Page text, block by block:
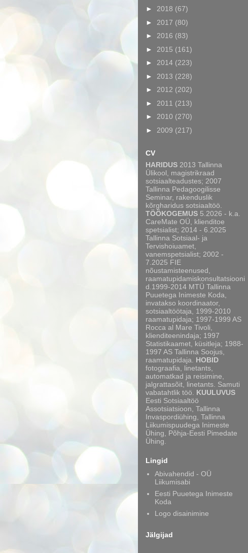
► 2018 (67)
► 2017 (80)
► 2016 (83)
► 2015 (161)
► 2014 (223)
► 2013 (228)
► 2012 (202)
► 2011 (213)
► 2010 (270)
► 2009 (217)
CV
HARIDUS 2013 Tallinna
Ülikool, magistrikraad
sotsiaalteadustes; 2007
Tallinna Pedagoogilisse
Seminar, rakenduslik
kõrgharidus sotsiaaltöö.
TÖÖKOGEMUS 5.2026 - k.a.
CareMate OÜ, klienditoe
spetsialist; 2014 - 6.2025
Tallinna Sotsiaal- ja
Tervishoiuamet,
vanemspetsialist; 2002 -
7.2025 FIE
nõustamisteenused,
raamatupidamiskonsultatsiooni
d.1999-2014 MTÜ Tallinna
Puuetega Inimeste Koda,
invatakso koordinaator,
sotsiaaltöötaja, 1999-2010
raamatupidaja; 1997-1999 AS
Rocca al Mare Tivoli,
klienditeenindaja; 1997
Statistikaamet, küsitleja; 1988-
1997 AS Tallinna Soojus,
raamatupidaja. HOBID
fotograafia, linetants,
automatkad ja reisimine,
jalgrattasõit, linetants. Samuti
vabatahtlik töö. KUULUVUS
Eesti Sotsiaaltöö
Assotsiatsioon, Tallinna
Invaspordiühing, Tallinna
Liikumispuudega Inimeste
Ühing, Põhja-Eesti Pimedate
Ühing.
Lingid
Abivahendid - OÜ
Liikumisabi
Eesti Puuetega Inimeste
Koda
Logo disainimine
Jälgijad